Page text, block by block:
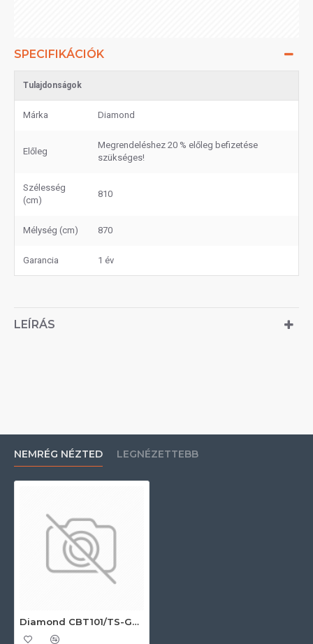
SPECIFIKÁCIÓK
Tulajdonságok
Márka Diamond
Előleg
Megrendeléshez 20 % előleg befizetése
szükséges!
Szélesség
(cm)
810
Mélység (cm) 870
Garancia 1 év
LEÍRÁS
NEMRÉG NÉZTED LEGNÉZETTEBB
Diamond CBT101/TS-GX Ipari sokkoló hűtő-fagyasztó